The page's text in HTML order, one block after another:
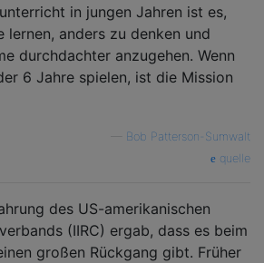
in jungen Jahren ist es,
lernen, anders zu denken und
durchdachter anzugehen. Wenn
6 Jahre spielen, ist die Mission
Bob Patterson-Sumwalt
quelle
des US-amerikanischen
(IIRC) ergab, dass es beim
großen Rückgang gibt. Früher